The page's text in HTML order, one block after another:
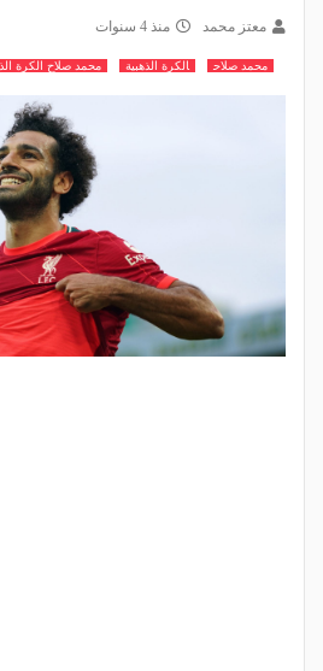
معتز محمد منذ 4 سنوات
محمد صلاح الكرة الذهبية محمد صلاح الكرة